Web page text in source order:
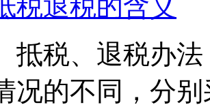
税退税的含义
抵税、退税办
况的不同，分